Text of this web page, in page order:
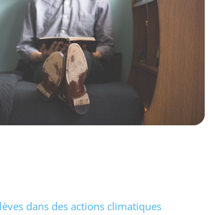
dans des actions climatiques